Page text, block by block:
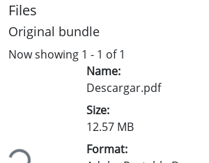
Files
Original bundle
Now showing 1 - 1 of 1
Name:
Descargar.pdf
Size:
12.57 MB
Format: